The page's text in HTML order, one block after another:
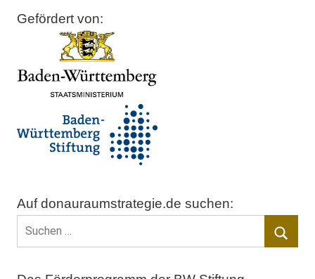
Europäische
Kommission
EUSDR
Transnationale
Projekte
Gefördert von:
Auf donauraumstrategie.de suchen:
Suchen
nach: